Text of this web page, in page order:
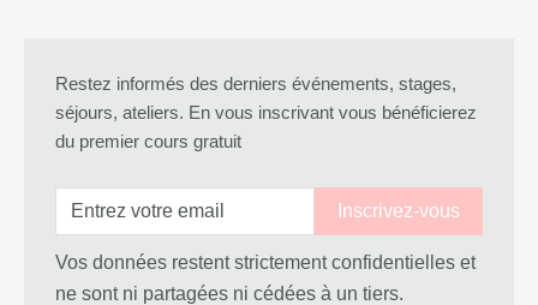
Restez informés des derniers événements, stages,
séjours, ateliers. En vous inscrivant vous bénéficierez
du premier cours gratuit
Vos données restent strictement confidentielles et
ne sont ni partagées ni cédées à un tiers.